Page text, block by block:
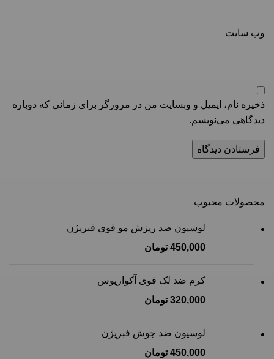
وب‌ سایت
ذخیره نام، ایمیل و وبسایت من در مرورگر برای زمانی که دوباره
دیدگاهی می‌نویسم.
محصولات محبوب
لوسیون ضد ریزش مو قوی فبریژن
450,000 تومان
کرم ضد لک قوی آکواریوس
320,000 تومان
لوسیون ضد جوش فبریژن
450,000 تومان